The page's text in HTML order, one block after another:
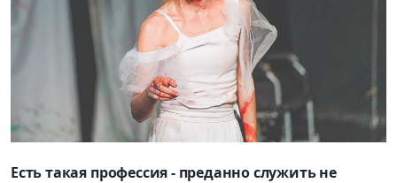
Есть такая профессия - преданно служить не